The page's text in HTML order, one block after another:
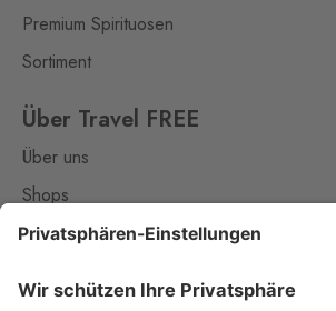
Premium Spirituosen
Sortiment
Über Travel FREE
Über uns
Shops
Kontakt
Nützliches